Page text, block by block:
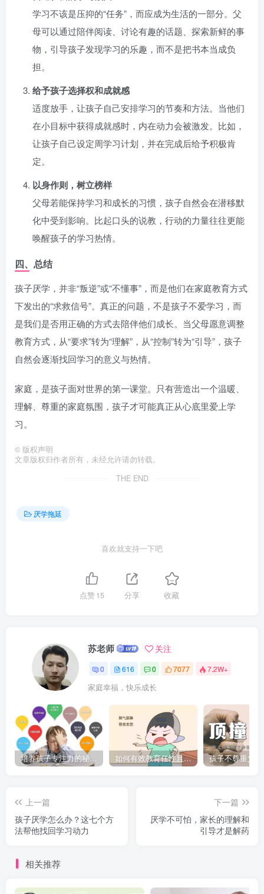
学习不该是压抑的“任务”，而应成为生活的一部分。父
母可以通过陪伴阅读、讨论有趣的话题、探索新鲜的事
物，引导孩子发现学习的乐趣，而不是把书本当成负
担。
给予孩子选择权和成就感
适度放手，让孩子自己安排学习的节奏和方法。当他们
在小目标中获得成就感时，内在动力会被激发。比如，
让孩子自己设定周学习计划，并在完成后给予积极肯
定。
以身作则，树立榜样
父母若能保持学习和成长的习惯，孩子自然会在潜移默
化中受到影响。比起口头的说教，行动的力量往往更能
唤醒孩子的学习热情。
四、总结
孩子厌学，并非“叛逆”或“不懂事”，而是他们在家庭教育方式
下发出的“求救信号”。真正的问题，不是孩子不爱学习，而
是我们是否用正确的方式去陪伴他们成长。当父母愿意调整
教育方式，从“要求”转为“理解”，从“控制”转为“引导”，孩子
自然会逐渐找回学习的意义与热情。
家庭，是孩子面对世界的第一课堂。只有营造出一个温暖、
理解、尊重的家庭氛围，孩子才可能真正从心底里爱上学
习。
© 版权声明
文章版权归作者所有，未经允许请勿转载。
THE END
厌学拖延
喜欢就支持一下吧
点赞15 分享 收藏
苏老师 关注
0 616 0 7077 7.2W+
家庭幸福，快乐成长
培养孩子专注力的秘密：让他们在学习和生活中如鱼得水的技巧 如何有效教育任性且脾气暴躁的孩子，父母必看的实用指南
上一篇
孩子厌学怎么办？这七个方
法帮他找回学习动力
下一篇
厌学不可怕，家长的理解和
引导才是解药
相关推荐